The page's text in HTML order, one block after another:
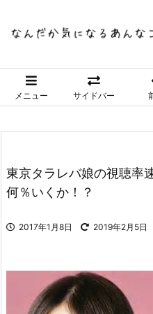
メニュー サイドバー
東京タラレバ娘の視聴率
何％いくか！？
2017年1月8日 2019年2月5日